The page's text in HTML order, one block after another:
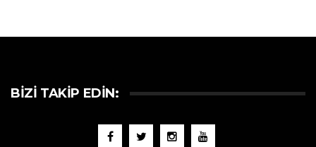
BIZI TAKIP EDIN: